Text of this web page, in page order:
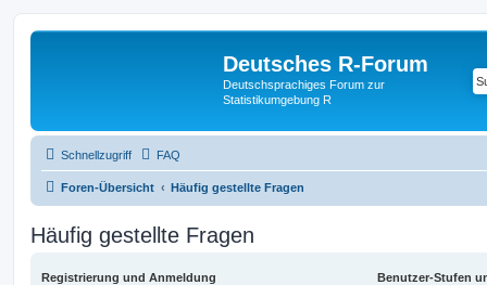
Deutsches R-Forum
Deutschsprachiges Forum zur
Statistikumgebung R
Schnellzugriff FAQ
Foren-Übersicht Häufig gestellte Fragen
Häufig gestellte Fragen
Registrierung und Anmeldung
Benutzer-Stufen